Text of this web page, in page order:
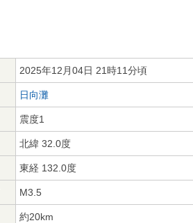
2025年12月04日 21時11分頃
日向灘
震度1
北緯 32.0度
東経 132.0度
M3.5
約20km